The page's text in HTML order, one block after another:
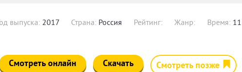
выпуска: 2017 Страна: Россия Рейтинг: Жанр: Время:
Смотреть онлайн Скачать Смотреть позже